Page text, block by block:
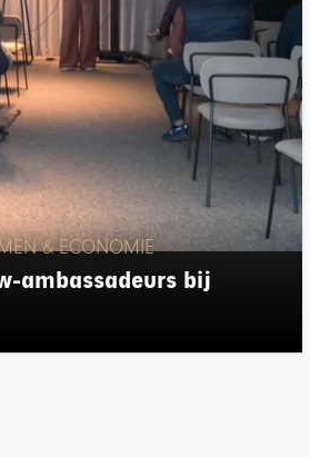
& ECONOMIE
ambassadeurs bij